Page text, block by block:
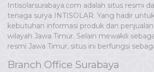
Intisolarsurabaya.com adalah situs resmi
tenaga surya INTISOLAR. Yang hadir
kebutuhan informasi produk dan
wilayah Jawa Timur. Selain mewakili
resmi Jawa Timur, situs ini berfungsi
Branch Office Surabaya